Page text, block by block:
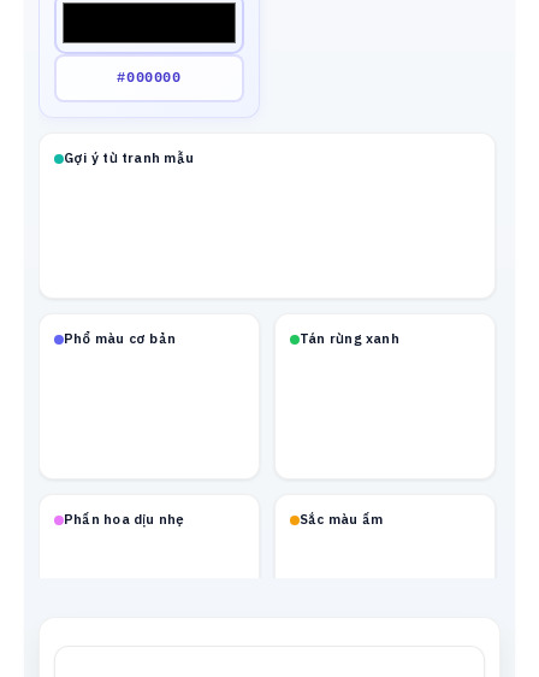
Gợi ý từ tranh mẫu
Phổ màu cơ bản Tán rừng xanh
Phấn hoa dịu nhẹ Sắc màu ấm